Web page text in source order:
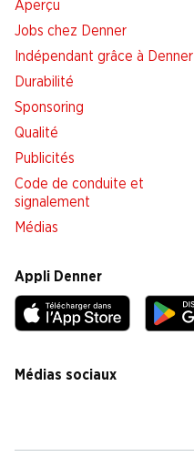
Aperçu
Jobs chez Denner
Indépendant grâce à Denner
Durabilité
Sponsoring
Qualité
Publicités
Code de conduite et
signalement
Médias
Appli Denner
Médias sociaux